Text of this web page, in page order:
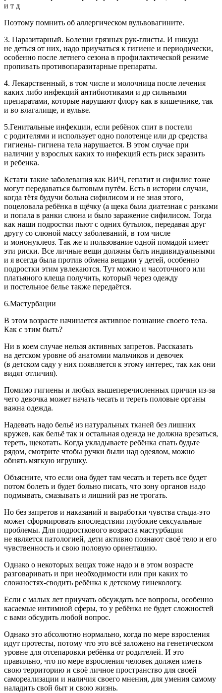
и т д
Поэтому помнить об аллергическом вульвовагините.
3. Паразитарный. Болезни грязных рук-глисты. И никуда
не деться от них, надо приучаться к гигиене и периодически,
особенно после летнего сезона в профилактической режиме
пропивать противопаразитарные препараты.
4. Лекарственный, в том числе и молочница после лечения
каких либо инфекций антибиотиками и др сильными
препаратами, которые нарушают флору как в кишечнике, так
и во влагалище, и вульве.
5.Генитальные инфекции, если ребёнок спит в постели
с родителями и использует одно полотенце или др средства
гигиены- гигиена тела нарушается. В этом случае при
наличии у взрослых каких то инфекций есть риск заразить
и ребенка.
Кстати такие заболевания как ВИЧ, гепатит и сифилис тоже
могут передаваться бытовым путём. Есть в истории случаи,
когда тётя будучи больна сифилисом и не зная этого,
поцеловала ребёнка в щёчку (а щека была диатезная с ранками
и попала в ранки слюна и было заражение сифилисом. Тогда
как наши подростки пьют с одних бутылок, передавая друг
другу со слюной массу заболеваний, в том числе
и мононуклеоз. Так же и пользование одной помадой имеет
эти риски. Все личные вещи должны быть индивидуальными
и я всегда была против обмена вещами у детей, особенно
подростки этим увлекаются. Тут можно и часоточного или
платьяного клеща получить, который через одежду
и постельное белье также передаётся.
6.Мастурбации
В этом возрасте начинается активное познание своего тела.
Как с этим быть?
Ни в коем случае нельзя активных запретов. Рассказать
на детском уровне об анатомии мальчиков и девочек
(в детском саду у них появляется к этому интерес, так как они
видят отличия).
Помимо гигиены и любых вышеперечисленных причин из-за
чего девочка может начать чесать и тереть половые органы
важна одежда.
Надевать надо бельё из натуральных тканей без лишних
кружев, как бельё так и остальная одежда не должна врезаться,
тереть, щекотать. Когда укладываете ребёнка спать будьте
рядом, смотрите чтобы ручки были над одеялом, можно
обнять мягкую игрушку.
Объясните, что если она будет там чесать и тереть все будет
потом болеть и будет больно писать, что зону органов надо
подмывать, смазывать и лишний раз не трогать.
Но без запретов и наказаний и выработки чувства стыда-это
может сформировать впоследствии глубокие сексуальные
проблемы. Для подросткового возраста мастурбация
не является патологией, дети активно познают своё тело и его
чувственность и свою половую ориентацию.
Однако о некоторых вещах тоже надо и в этом возрасте
разговаривать и при необходимости или при каких то
сложностях-сводить ребёнка к детскому гинекологу.
Если с малых лет приучать обсуждать все вопросы, особенно
касаемые интимной сферы, то у ребёнка не будет сложностей
с вами обсудить любой вопрос.
Однако это абсолютно нормально, когда по мере взросления
идут протесты, потому что это всё заложено на генетическом
уровне для отсепаровки ребёнка от родителей. И это
правильно, что по мере взросления человек должен иметь
свою территорию и своё личное пространство для своей
самореализации и наличия своего мнения, для умения самому
наладить свой быт и свою жизнь.